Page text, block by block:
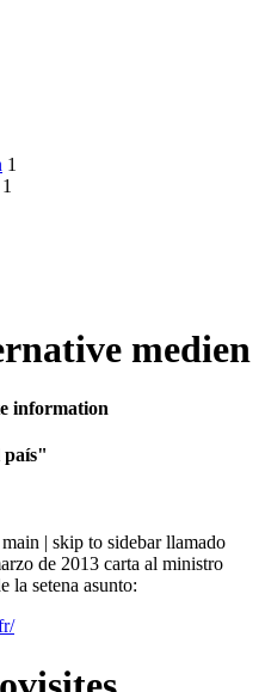
1
1
medien
information
país"
| skip to sidebar llamado
de 2013 carta al ministro
la setena asunto: